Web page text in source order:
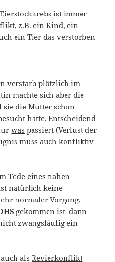
ist immer
z.B. ein Kind, ein
ein Tier das verstorben
verstarb plötzlich im
machte sich aber die
die Mutter schon
hatte. Entscheidend
was passiert (Verlust der
muss auchkonfliktiv
Tode eines nahen
natürlich keine
normaler Vorgang.
gekommen ist, dann
zwangsläufig ein
alsRevierkonflikt